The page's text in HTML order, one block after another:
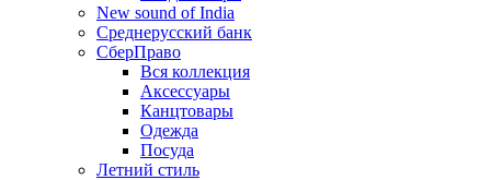
New sound of India
Среднерусский банк
СберПраво
Вся коллекция
Аксессуары
Канцтовары
Одежда
Посуда
Летний стиль